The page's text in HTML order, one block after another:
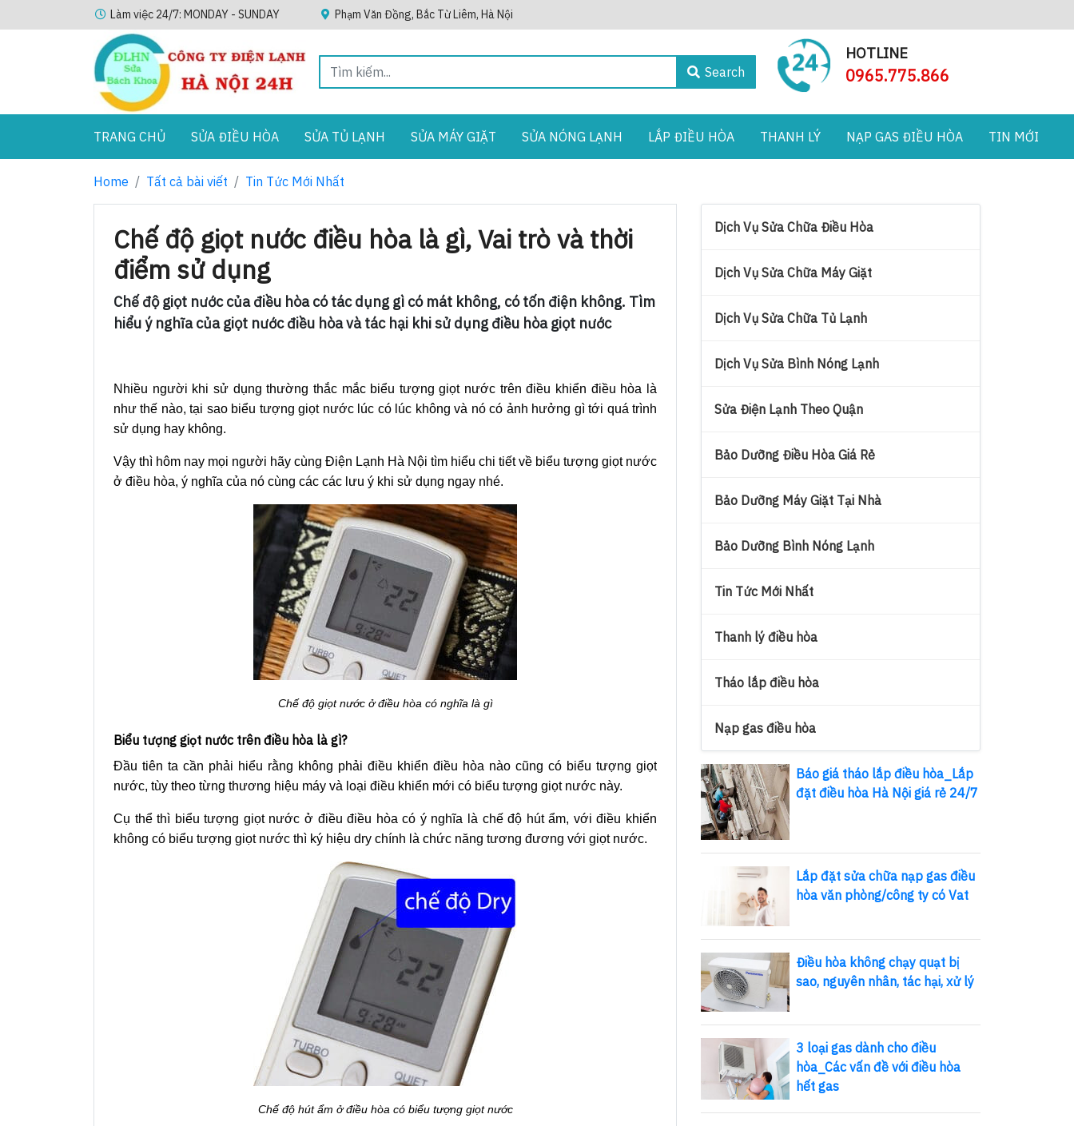
Làm việc 24/7: MONDAY - SUNDAY Phạm Văn Đồng, Bắc Từ Liêm, Hà Nội
Search
HOTLINE
0965.775.866
TRANG CHỦ SỬA ĐIỀU HÒA SỬA TỦ LẠNH SỬA MÁY GIẶT SỬA NÓNG LẠNH LẮP ĐIỀU HÒA THANH LÝ NẠP GAS ĐIỀU HÒA TIN MỚI
Home Tất cả bài viết Tin Tức Mới Nhất
Chế độ giọt nước điều hòa là gì, Vai trò và thời
điểm sử dụng
Chế độ giọt nước của điều hòa có tác dụng gì có mát không, có tốn điện không. Tìm
hiểu ý nghĩa của giọt nước điều hòa và tác hại khi sử dụng điều hòa giọt nước
Nhiều người khi sử dụng thường thắc mắc biểu tượng giọt nước trên điều khiển điều hòa là
như thế nào, tại sao biểu tượng giọt nước lúc có lúc không và nó có ảnh hưởng gì tới quá trình
sử dụng hay không.
Vậy thì hôm nay mọi người hãy cùng Điện Lạnh Hà Nội tìm hiểu chi tiết về biểu tượng giọt nước
ở điều hòa, ý nghĩa của nó cùng các các lưu ý khi sử dụng ngay nhé.
Chế độ giọt nước ở điều hòa có nghĩa là gì
Biểu tượng giọt nước trên điều hòa là gì?
Đầu tiên ta cần phải hiểu rằng không phải điều khiển điều hòa nào cũng có biểu tượng giọt
nước, tùy theo từng thương hiệu máy và loại điều khiển mới có biểu tượng giọt nước này.
Cụ thể thì biểu tượng giọt nước ở điều điều hòa có ý nghĩa là chế độ hút ẩm, với điều khiển
không có biểu tượng giọt nước thì ký hiệu dry chính là chức năng tương đương với giọt nước.
Chế độ hút ẩm ở điều hòa có biểu tượng giọt nước
Dịch Vụ Sửa Chữa Điều Hòa
Dịch Vụ Sửa Chữa Máy Giặt
Dịch Vụ Sửa Chữa Tủ Lạnh
Dịch Vụ Sửa Bình Nóng Lạnh
Sửa Điện Lạnh Theo Quận
Bảo Dưỡng Điều Hòa Giá Rẻ
Bảo Dưỡng Máy Giặt Tại Nhà
Bảo Dưỡng Bình Nóng Lạnh
Tin Tức Mới Nhất
Thanh lý điều hòa
Tháo lắp điều hòa
Nạp gas điều hòa
Báo giá tháo lắp điều hòa_Lắp
đặt điều hòa Hà Nội giá rẻ 24/7
Lắp đặt sửa chữa nạp gas điều
hòa văn phòng/công ty có Vat
Điều hòa không chạy quạt bị
sao, nguyên nhân, tác hại, xử lý
3 loại gas dành cho điều
hòa_Các vấn đề với điều hòa
hết gas